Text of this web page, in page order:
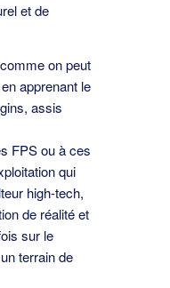
et de
on peut
apprenant le
assis
FPS ou à ces
qui
high-tech,
de réalité et
sur le
terrain de